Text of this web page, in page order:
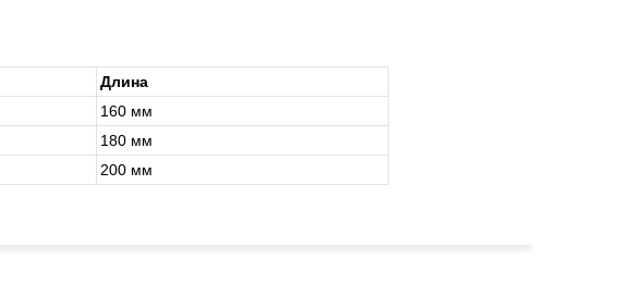
Длина
160 мм
180 мм
200 мм